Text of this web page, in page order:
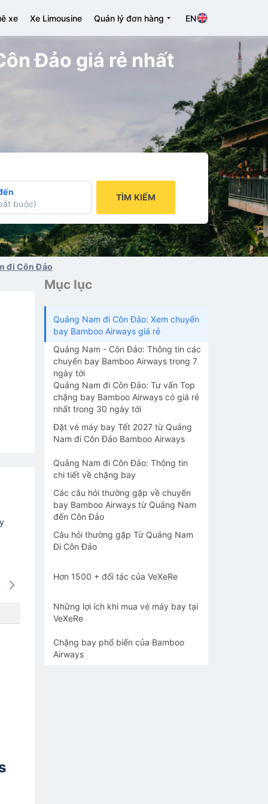
xe Xe Limousine Quản lý đơn hàng EN
Đảo giá rẻ nhất
buộc)
TÌM KIẾM
đi Côn Đảo
16/08
17/08
Mục lục
Quảng Nam đi Côn Đảo: Xem chuyến
bay Bamboo Airways giá rẻ
Quảng Nam - Côn Đảo: Thông tin các
chuyến bay Bamboo Airways trong 7
ngày tới
Quảng Nam đi Côn Đảo: Tư vấn Top
chặng bay Bamboo Airways có giá rẻ
nhất trong 30 ngày tới
Đặt vé máy bay Tết 2027 từ Quảng
Nam đi Côn Đảo Bamboo Airways
Quảng Nam đi Côn Đảo: Thông tin
chi tiết về chặng bay
Các câu hỏi thường gặp về chuyến
bay Bamboo Airways từ Quảng Nam
đến Côn Đảo
Câu hỏi thường gặp Từ Quảng Nam
Đi Côn Đảo
Hơn 1500 + đối tác của VeXeRe
Những lợi ích khi mua vé máy bay tại
VeXeRe
Chặng bay phổ biến của Bamboo
Airways